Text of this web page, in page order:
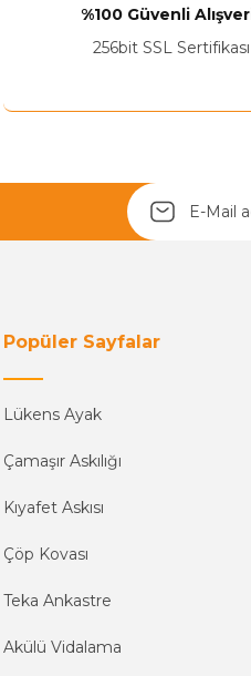
%100 Güvenli
256bit SSL Sertifikası
Popüler Sayfalar
Lükens Ayak
Çamaşır Askılığı
Kıyafet Askısı
Çöp Kovası
Teka Ankastre
Akülü Vidalama